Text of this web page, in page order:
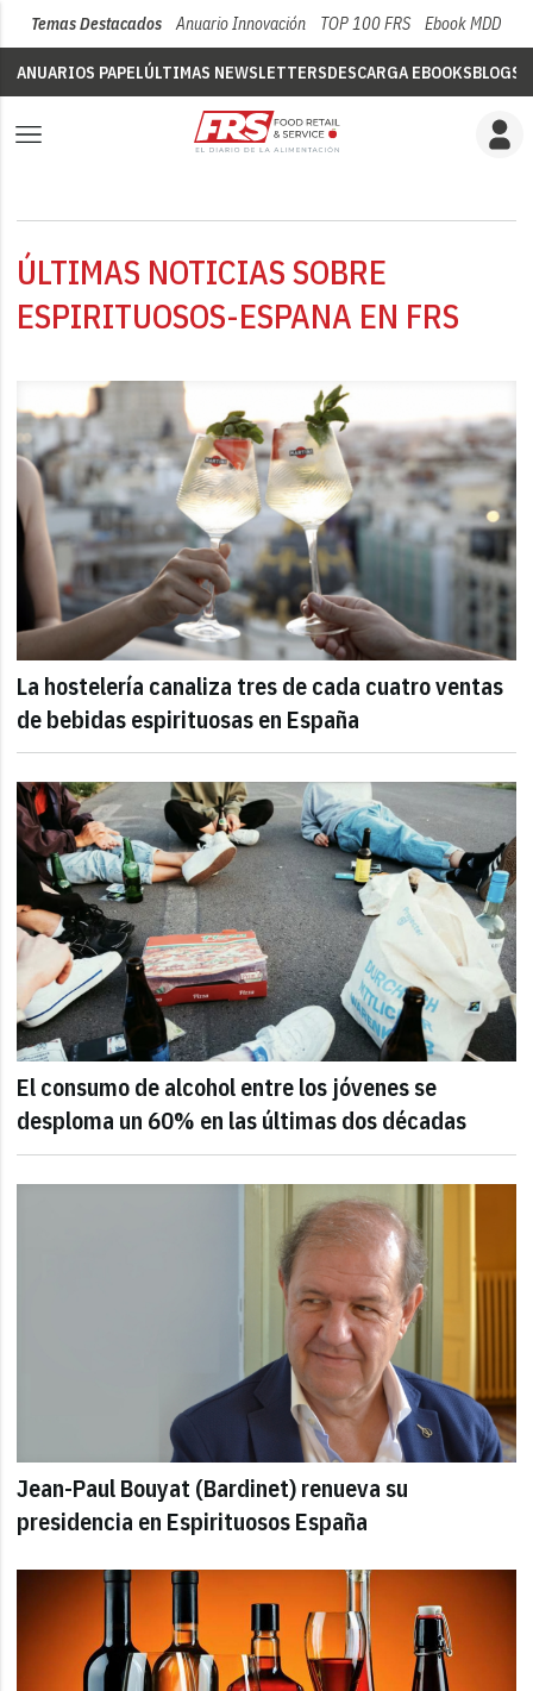
Temas Destacados Anuario Innovación TOP 100 FRS Ebook MDD
ANUARIOS PAPELÚLTIMAS NEWSLETTERSDESCARGA EBOOKSBLOGS
ÚLTIMAS NOTICIAS SOBRE
ESPIRITUOSOS-ESPANA EN FRS
La hostelería canaliza tres de cada cuatro ventas
de bebidas espirituosas en España
El consumo de alcohol entre los jóvenes se
desploma un 60% en las últimas dos décadas
Jean-Paul Bouyat (Bardinet) renueva su
presidencia en Espirituosos España